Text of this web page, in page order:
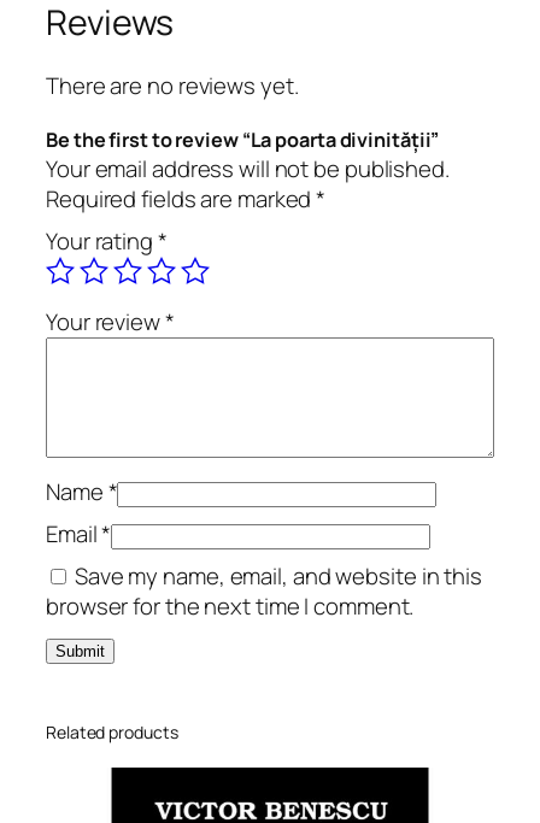
i
v
i
n
i
t
ă
i
i
q
u
i
t
y
Reviews
There are no reviews yet.
Be the first to review “La poarta divinității”
Your email address will not be published.
Required fields are marked*
Your rating*
Your review*
Name*
Email*
Save my name, email, and website in this
browser for the next time I comment.
Related products